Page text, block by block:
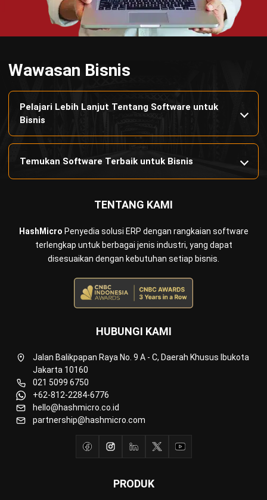
ERP
Inventory
CRM
Leads
Invoicing
WMS
INDUSTRI
Manufacturing
Retail
Construction
Engineering
Agriculture
Central Kitchen
© BusinessTech by Hashmicro